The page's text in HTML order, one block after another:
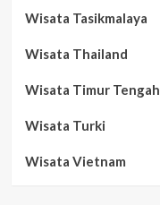
Wisata Tasikmalaya
Wisata Thailand
Wisata Timur Tengah
Wisata Turki
Wisata Vietnam